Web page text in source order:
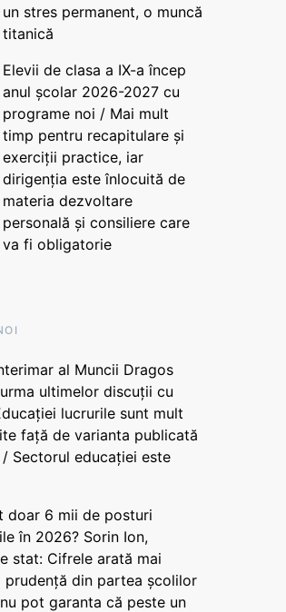
un stres permanent, o muncă
titanică
Elevii de clasa a IX-a încep
anul școlar 2026-2027 cu
programe noi / Mai mult
timp pentru recapitulare și
exerciții practice, iar
dirigenția este înlocuită de
materia dezvoltare
personală și consiliere care
va fi obligatorie
al Muncii Dragos
ultimelor discuții cu
lucrurile sunt mult
față de varianta publicată
/ Sectorul educației este
doar 6 mii de posturi
în 2026? Sorin Ion,
stat: Cifrele arată mai
prudență din partea școlilor
pot garanta că peste un